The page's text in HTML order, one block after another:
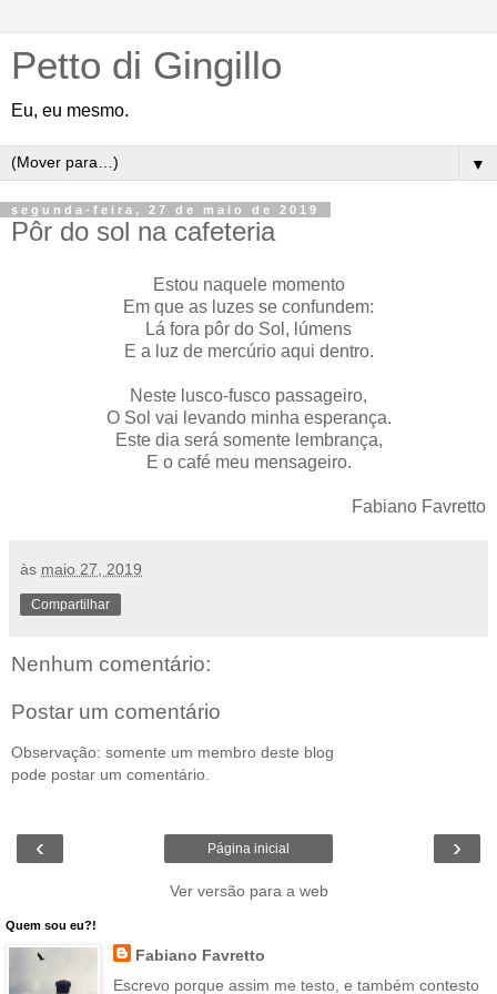
Petto di Gingillo
Eu, eu mesmo.
▼
segunda-feira, 27 de maio de 2019
Pôr do sol na cafeteria
Estou naquele momento
Em que as luzes se confundem:
Lá fora pôr do Sol, lúmens
E a luz de mercúrio aqui dentro.
Neste lusco-fusco passageiro,
O Sol vai levando minha esperança.
Este dia será somente lembrança,
E o café meu mensageiro.
Fabiano Favretto
às maio 27, 2019
Compartilhar
Nenhum comentário:
Postar um comentário
Observação: somente um membro deste blog
pode postar um comentário.
‹ ›
Página inicial
Ver versão para a web
Quem sou eu?!
Fabiano Favretto
Escrevo porque assim me testo, e também contesto